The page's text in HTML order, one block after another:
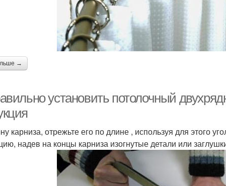
→
установить потолочный
карниза, отрежьте его по длине , используя для этого
надев на концы карниза изогнутые детали или